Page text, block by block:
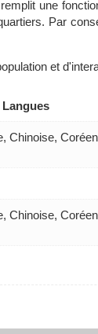
une
Par
et
Langues
Chinoise,
Chinoise,